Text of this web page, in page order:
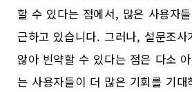
할 수 있다는 점에서, 많은 사용자
근하고 있습니다. 그러나, 설문조사
않아 빈약할 수 있다는 점은 다소
는 사용자들이 더 많은 기회를 기대